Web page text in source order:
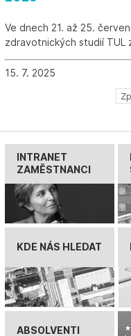
Ve dnech 21. až 25.
zdravotnických studií TUL
15. 7. 2025
INTRANET
ZAMĚSTNANCI
KDE NÁS HLEDAT
ABSOLVENTI